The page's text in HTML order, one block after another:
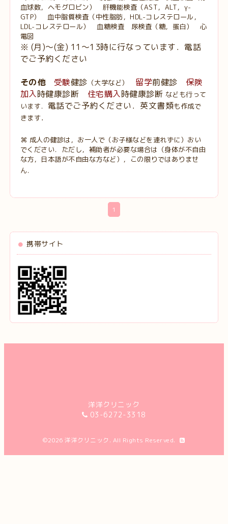
血球数，ヘモグロビン） 肝機能検査（AST，ALT，γ-
GTP） 血中脂質検査（中性脂肪，HDL-コレステロール，
LDL-コレステロール） 血糖検査 尿検査（糖，蛋白） 心
電図
※ (月)〜(金) 11〜13時に行なっています．電話
でご予約ください
その他 受験健診 （大学など） 留学前健診 保険
加入時健康診断 住宅購入時健康診断 なども行って
います． 電話でご予約ください． 英文書類も作成で
きます．
⌘ 成人の健診は，お一人で（お子様などを連れずに）おい
でください．ただし，補助者が必要な場合は（身体が不自由
な方，日本語が不自由な方など），この限りではありませ
ん．
1
携帯サイト
洋洋クリニック
03-6272-3318
©2026洋洋クリニック . All Rights Reserved.